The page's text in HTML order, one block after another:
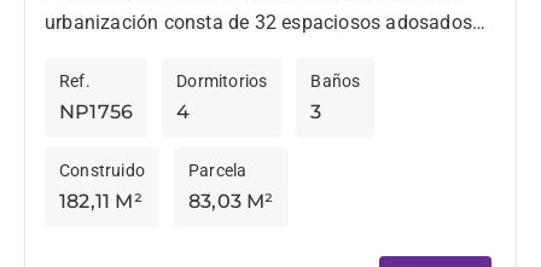
urbanización consta de 32 espaciosos adosados
distribución interior....
NP1756
Ref.
4
Dormitorios
3
Baños
182,11 M²
Construido
83,03 M²
Parcela